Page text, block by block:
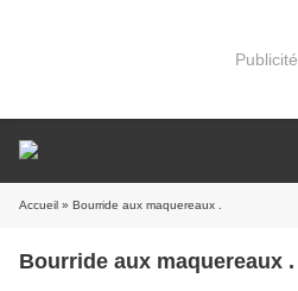
Publicité
Accueil » Bourride aux maquereaux .
Bourride aux maquereaux .